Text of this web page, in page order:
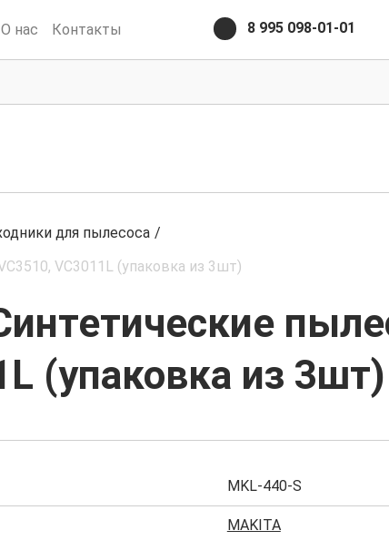
О нас Контакты 8 995 098-01-01
для пылесоса /
VC3011L (упаковка из 3шт)
(упаковка из
MKL-440-S
MAKITA